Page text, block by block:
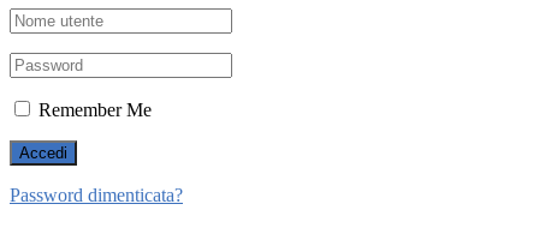
Remember Me
Password dimenticata?